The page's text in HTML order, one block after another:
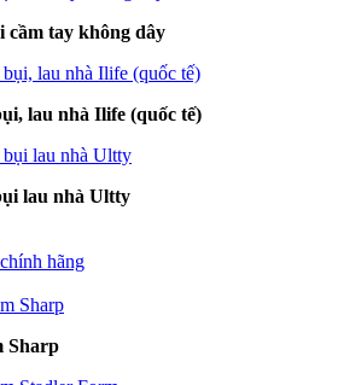
cầm tay không dây
lau nhà Ilife (quốc tế)
lau nhà Ultty
hãng
Sharp